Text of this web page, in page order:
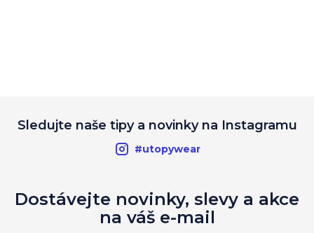
Sledujte naše tipy a novinky na Instagramu
#utopywear
Dostávejte novinky, slevy a akce
na váš e-mail